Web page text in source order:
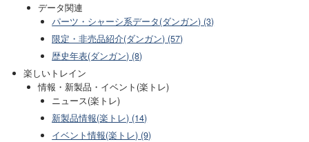
データ関連
パーツ・シャーシ系データ(ダンガン) (3)
限定・非売品紹介(ダンガン) (57)
歴史年表(ダンガン) (8)
楽しいトレイン
情報・新製品・イベント(楽トレ)
ニュース(楽トレ)
新製品情報(楽トレ) (14)
イベント情報(楽トレ) (9)